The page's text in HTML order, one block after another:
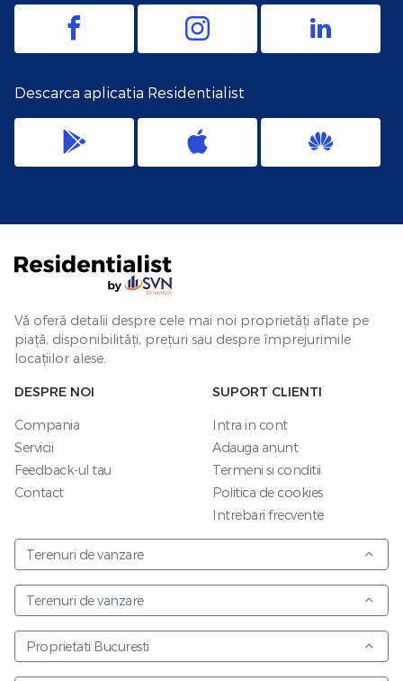
Descarca aplicatia Residentialist
Vă oferă detalii despre cele mai noi proprietăți aflate pe
piață, disponibilități, prețuri sau despre împrejurimile
locațiilor alese.
DESPRE NOI
Compania
Servicii
Feedback-ul tau
Contact
SUPORT CLIENTI
Intra in cont
Adauga anunt
Termeni si conditii
Politica de cookies
Intrebari frecvente
Terenuri de vanzare
Terenuri de vanzare
Proprietati Bucuresti